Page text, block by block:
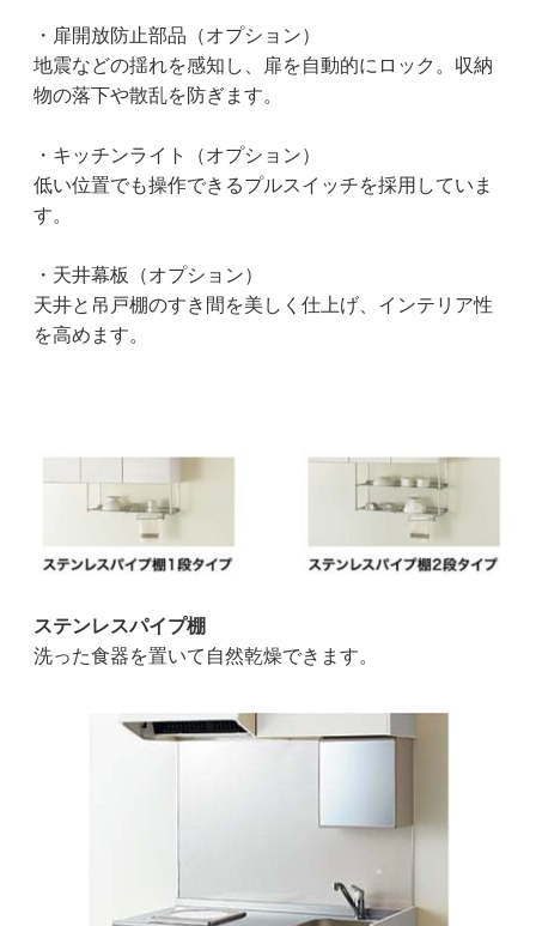
・扉開放防止部品（オプション）
地震などの揺れを感知し、扉を自動的にロック。収納
物の落下や散乱を防ぎます。
・キッチンライト（オプション）
低い位置でも操作できるプルスイッチを採用していま
す。
・天井幕板（オプション）
天井と吊戸棚のすき間を美しく仕上げ、インテリア性
を高めます。
ステンレスパイプ棚
洗った食器を置いて自然乾燥できます。